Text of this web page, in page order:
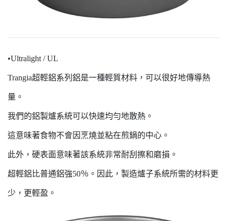
•Ultralight / UL
Trangia超輕鋁系列鋁是一種輕質材料，可以很好地傳導熱
量。
我們的鋁製爐系統可以快速均勻地散熱。
這意味著食物不會因烹燒並粘在煎鍋的中心。
此外，硬表面意味著該系統非常耐刮擦和磨損。
超輕鋁比普通鋁強50％。因此，製造爐子系統所需的材料更
少，更輕盈。